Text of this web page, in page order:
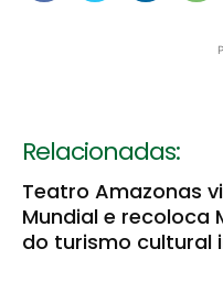
Relacionadas:
Teatro Amazonas
Mundial e recoloca
do turismo cultural